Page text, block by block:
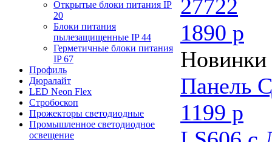
Открытые блоки питания IP
20
Блоки питания
пылезащищенные IP 44
Герметичные блоки питания
IP 67
Профиль
Дюралайт
LED Neon Flex
Стробоскоп
Прожекторы светодиодные
Промышленное светодиодное
освещение
27722
1890 р
Новинки
Панель
1199 р